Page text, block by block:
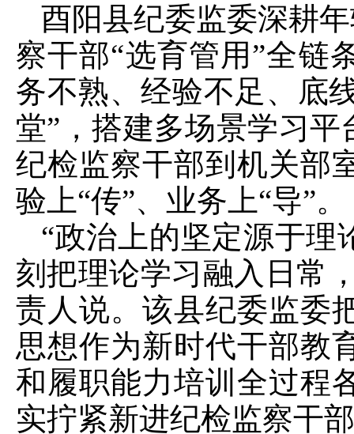
酉阳县纪委监委深耕
察干部“选育管用”全链
务不熟、经验不足、底
堂”，搭建多场景学习平
纪检监察干部到机关部
验上“传”、业务上“导”。
“政治上的坚定源于理
刻把理论学习融入日常
责人说。该县纪委监委
思想作为新时代干部教
和履职能力培训全过程
实拧紧新进纪检监察干